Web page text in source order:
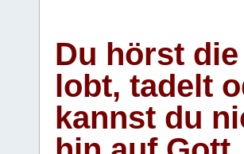
Du hörst
lobt, tadelt
kannst du